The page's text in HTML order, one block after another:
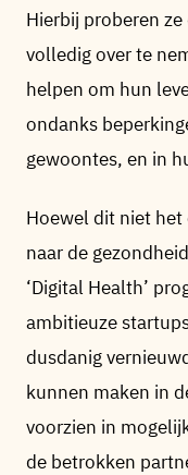
Hierbij proberen
volledig over te
helpen om hun
ondanks
gewoontes, en in
Hoewel dit niet
naar de
‘Digital Health’
ambitieuze
dusdanig
kunnen maken in
voorzien in
de betrokken